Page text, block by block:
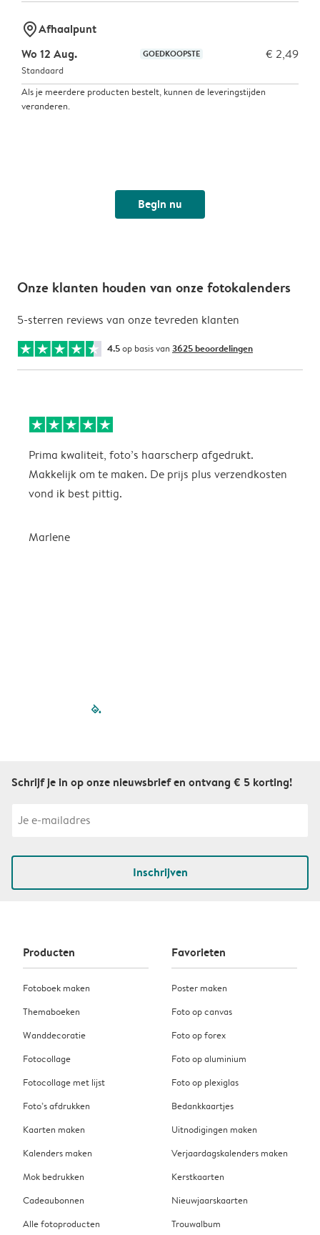
marker-pinAfhaalpunt
Wo 12 Aug.
GOEDKOOPSTE € 2,49
Standaard
Als je meerdere producten bestelt, kunnen de leveringstijden
veranderen.
Begin nu
Onze klanten houden van onze fotokalenders
5-sterren reviews van onze tevreden klanten
4.5op basis van 3625 beoordelingen
Prima kwaliteit, foto’s haarscherp afgedrukt.
Makkelijk om te maken. De prijs plus verzendkosten
vond ik best pittig.
Marlene
filled-pagination
Schrijf je in op onze nieuwsbrief en ontvang € 5 korting!
Inschrijven
Producten
Fotoboek maken
Themaboeken
Wanddecoratie
Fotocollage
Fotocollage met lijst
Foto’s afdrukken
Kaarten maken
Kalenders maken
Mok bedrukken
Cadeaubonnen
Alle fotoproducten
Favorieten
Poster maken
Foto op canvas
Foto op forex
Foto op aluminium
Foto op plexiglas
Bedankkaartjes
Uitnodigingen maken
Verjaardagskalenders maken
Kerstkaarten
Nieuwjaarskaarten
Trouwalbum